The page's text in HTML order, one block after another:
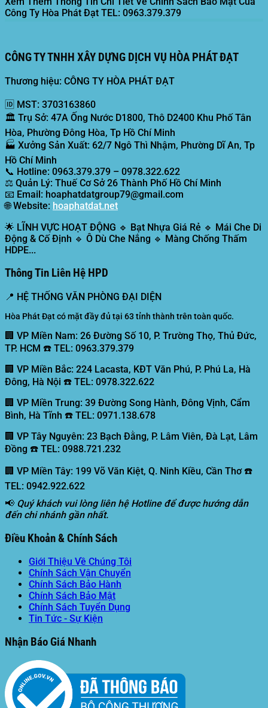
Công Ty Hòa Phát Đạt TEL: 0963.379.379
CÔNG TY TNHH XÂY DỰNG DỊCH VỤ HÒA PHÁT ĐẠT
Thương hiệu: CÔNG TY HÒA PHÁT ĐẠT
🆔 MST: 3703163860
🏛️ Trụ Sở: 47A Ống Nước D1800, Thô D2400 Khu Phố Tân
Hòa, Phường Đông Hòa, Tp Hồ Chí Minh
🏭 Xưởng Sản Xuất: 62/7 Ngô Thì Nhậm, Phường Dĩ An, Tp
Hồ Chí Minh
📞 Hotline: 0963.379.379 – 0978.322.622
⚖️ Quản Lý: Thuế Cơ Sở 26 Thành Phố Hồ Chí Minh
📧 Email: hoaphatdatgroup79@gmail.com
🌐Website: hoaphatdat.net
🌟 LĨNH VỰC HOẠT ĐỘNG 🔹 Bạt Nhựa Giá Rẻ 🔹 Mái Che Di
Động & Cố Định 🔹 Ô Dù Che Nắng 🔹 Màng Chống Thấm
HDPE...
Thông Tin Liên Hệ HPD
📍 HỆ THỐNG VĂN PHÒNG ĐẠI DIỆN
Hòa Phát Đạt có mặt đầy đủ tại 63 tỉnh thành trên toàn quốc.
🏢 VP Miền Nam: 26 Đường Số 10, P. Trường Thọ, Thủ Đức,
TP. HCM ☎️ TEL: 0963.379.379
🏢 VP Miền Bắc: 224 Lacasta, KĐT Văn Phú, P. Phú La, Hà
Đông, Hà Nội ☎️ TEL: 0978.322.622
🏢 VP Miền Trung: 39 Đường Song Hành, Đông Vịnh, Cẩm
Bình, Hà Tĩnh ☎️ TEL: 0971.138.678
🏢 VP Tây Nguyên: 23 Bạch Đằng, P. Lâm Viên, Đà Lạt, Lâm
Đồng ☎️ TEL: 0988.721.232
🏢 VP Miền Tây: 199 Võ Văn Kiệt, Q. Ninh Kiều, Cần Thơ ☎️
TEL: 0942.922.622
📢 Quý khách vui lòng liên hệ Hotline để được hướng dẫn
đến chi nhánh gần nhất.
Điều Khoản & Chính Sách
Giới Thiệu Về Chúng Tôi
Chính Sách Vận Chuyển
Chính Sách Bảo Hành
Chính Sách Bảo Mật
Chính Sách Tuyển Dụng
Tin Tức - Sự Kiện
Nhận Báo Giá Nhanh